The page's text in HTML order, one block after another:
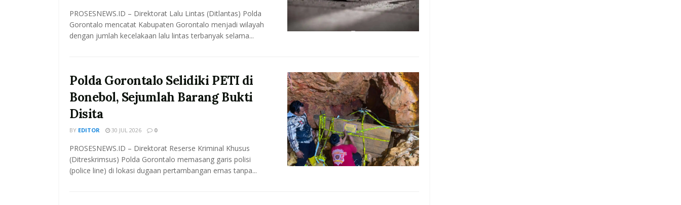
PROSESNEWS.ID – Direktorat Lalu Lintas (Ditlantas) Polda
Gorontalo mencatat Kabupaten Gorontalo menjadi wilayah
dengan jumlah kecelakaan lalu lintas terbanyak selama...
Polda Gorontalo Selidiki PETI di
Bonebol, Sejumlah Barang Bukti
Disita
BY EDITOR 30 JUL 2026 0
PROSESNEWS.ID – Direktorat Reserse Kriminal Khusus
(Ditreskrimsus) Polda Gorontalo memasang garis polisi
(police line) di lokasi dugaan pertambangan emas tanpa...